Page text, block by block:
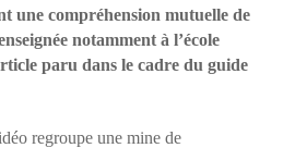
une compréhension mutuelle de
notamment à l’école
paru dans le cadre du guide
regroupe une mine de